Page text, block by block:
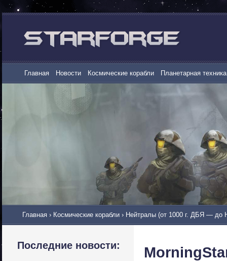
Главная Новости Космические корабли Планетарная техника
Главная › Космические корабли › Нейтралы (от 1000 г. ДБЯ — до
Последние новости: